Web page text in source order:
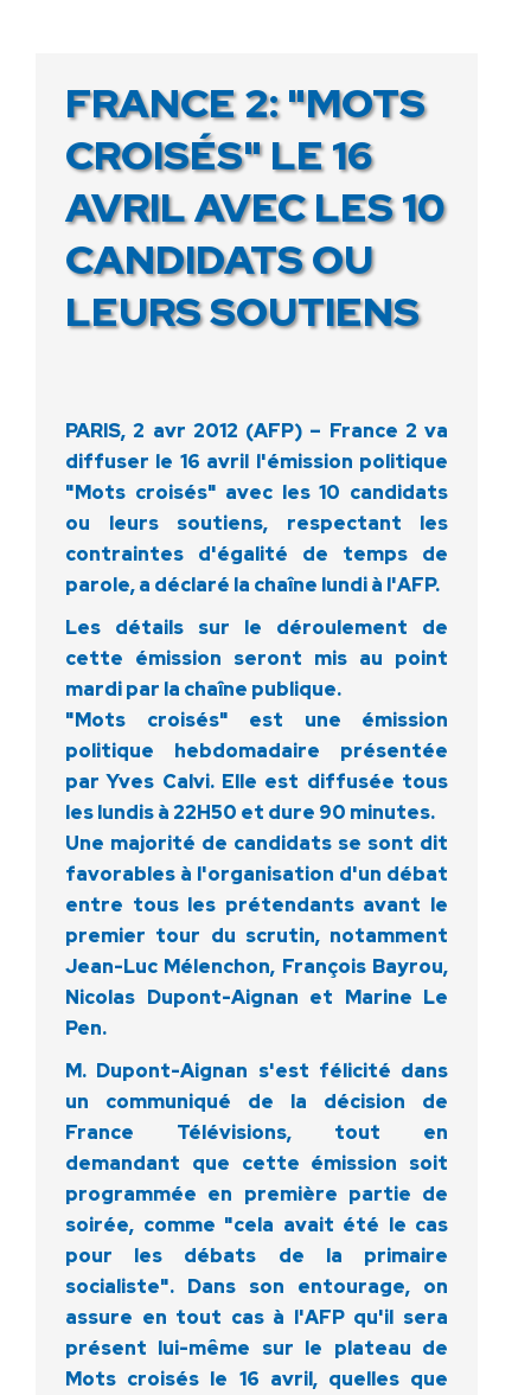
FRANCE 2: "MOTS
CROISÉS" LE 16
AVRIL AVEC LES 10
CANDIDATS OU
LEURS SOUTIENS
PARIS, 2 avr 2012 (AFP) – France 2 va
diffuser le 16 avril l'émission politique
"Mots croisés" avec les 10 candidats
ou leurs soutiens, respectant les
contraintes d'égalité de temps de
parole, a déclaré la chaîne lundi à l'AFP.
Les détails sur le déroulement de
cette émission seront mis au point
mardi par la chaîne publique.
"Mots croisés" est une émission
politique hebdomadaire présentée
par Yves Calvi. Elle est diffusée tous
les lundis à 22H50 et dure 90 minutes.
Une majorité de candidats se sont dit
favorables à l'organisation d'un débat
entre tous les prétendants avant le
premier tour du scrutin, notamment
Jean-Luc Mélenchon, François Bayrou,
Nicolas Dupont-Aignan et Marine Le
Pen.
M. Dupont-Aignan s'est félicité dans
un communiqué de la décision de
France Télévisions, tout en
demandant que cette émission soit
programmée en première partie de
soirée, comme "cela avait été le cas
pour les débats de la primaire
socialiste". Dans son entourage, on
assure en tout cas à l'AFP qu'il sera
présent lui-même sur le plateau de
Mots croisés le 16 avril, quelles que